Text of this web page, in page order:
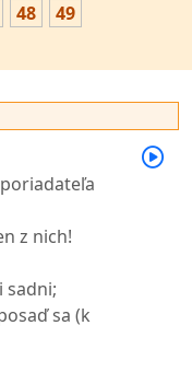
48
49
z nich!
sadni;
sa (k